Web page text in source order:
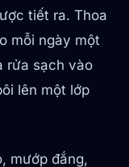
tiết ra. Thoa
mỗi ngày một
rửa sạch vào
lên một lớp
mướp đắng,